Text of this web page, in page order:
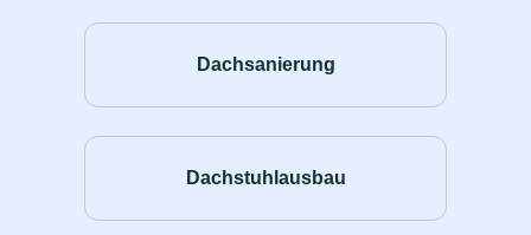
Dachsanierung
Dachstuhlausbau